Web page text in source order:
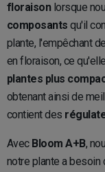
floraisonlorsque
composants qu'il
plante, l'empêchant
en floraison, ce
plantes plus
obtenant ainsi de
contient des
Avec Bloom A+B,
notre plante a besoin